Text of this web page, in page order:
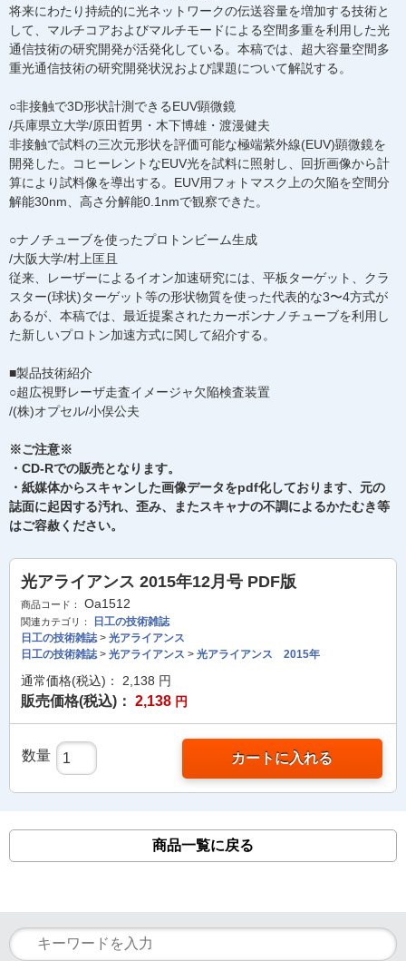
将来にわたり持続的に光ネットワークの伝送容量を増加する技術と
して、マルチコアおよびマルチモードによる空間多重を利用した光
通信技術の研究開発が活発化している。本稿では、超大容量空間多
重光通信技術の研究開発状況および課題について解説する。
○非接触で3D形状計測できるEUV顕微鏡
/兵庫県立大学/原田哲男・木下博雄・渡漫健夫
非接触で試料の三次元形状を評価可能な極端紫外線(EUV)顕微鏡を
開発した。コヒーレントなEUV光を試料に照射し、回折画像から計
算により試料像を導出する。EUV用フォトマスク上の欠陥を空間分
解能30nm、高さ分解能0.1nmで観察できた。
○ナノチューブを使ったプロトンビーム生成
/大阪大学/村上匡且
従来、レーザーによるイオン加速研究には、平板ターゲット、クラ
スター(球状)ターゲット等の形状物質を使った代表的な3〜4方式が
あるが、本稿では、最近提案されたカーボンナノチューブを利用し
た新しいプロトン加速方式に関して紹介する。
■製品技術紹介
○超広視野レーザ走査イメージャ欠陥検査装置
/(株)オプセル/小俣公夫
※ご注意※
・CD-Rでの販売となります。
・紙媒体からスキャンした画像データをpdf化しております、元の
誌面に起因する汚れ、歪み、またスキャナの不調によるかたむき等
はご容赦ください。
光アライアンス 2015年12月号 PDF版
商品コード： Oa1512
関連カテゴリ：
日工の技術雑誌
日工の技術雑誌> 光アライアンス
日工の技術雑誌> 光アライアンス > 光アライアンス 2015年
通常価格(税込)： 2,138 円
販売価格(税込)： 2,138 円
数量 カートに入れる
商品一覧に戻る